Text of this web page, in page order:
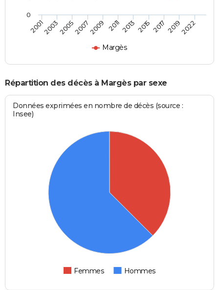
Margès
20012003200520072009 20112013 2015 2017 20192022
0
Répartition des décès à Margès par sexe
Données exprimées en nombre de décès (source :
Insee)
Femmes Hommes